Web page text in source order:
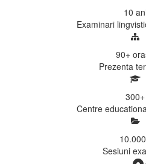
10
Examinari
90+
Prezenta
300+
Centre
10.000
Sesiuni